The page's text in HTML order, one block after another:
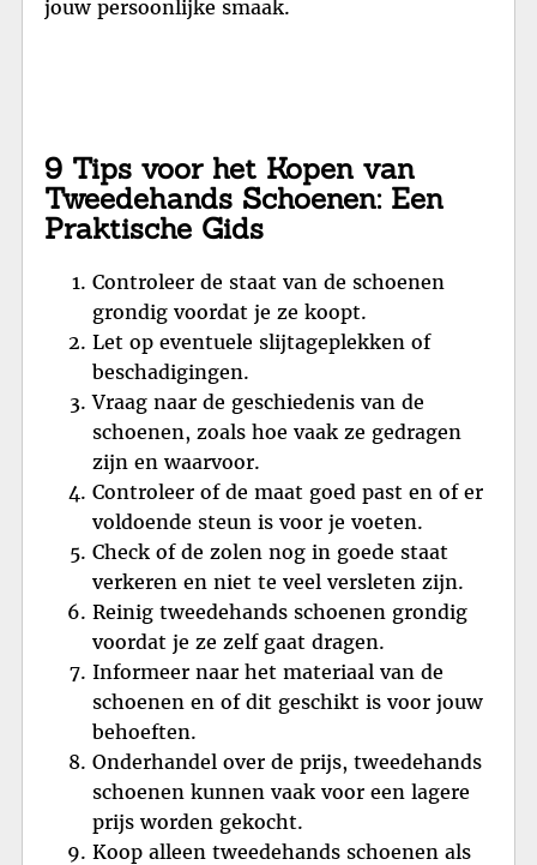
jouw persoonlijke smaak.
9 Tips voor het Kopen van
Tweedehands Schoenen: Een
Praktische Gids
Controleer de staat van de schoenen
grondig voordat je ze koopt.
Let op eventuele slijtageplekken of
beschadigingen.
Vraag naar de geschiedenis van de
schoenen, zoals hoe vaak ze gedragen
zijn en waarvoor.
Controleer of de maat goed past en of er
voldoende steun is voor je voeten.
Check of de zolen nog in goede staat
verkeren en niet te veel versleten zijn.
Reinig tweedehands schoenen grondig
voordat je ze zelf gaat dragen.
Informeer naar het materiaal van de
schoenen en of dit geschikt is voor jouw
behoeften.
Onderhandel over de prijs, tweedehands
schoenen kunnen vaak voor een lagere
prijs worden gekocht.
Koop alleen tweedehands schoenen als